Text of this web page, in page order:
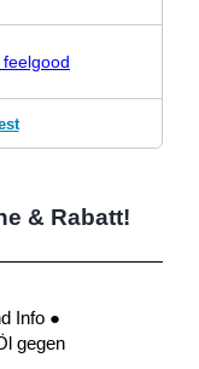
& Rabatt!
Info ●
gegen